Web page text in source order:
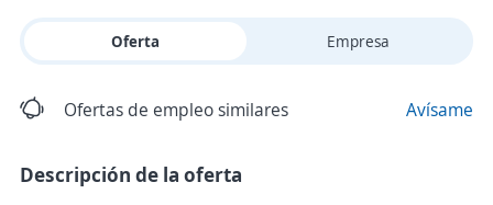
Oferta Empresa
Ofertas de empleo similares Avísame
Descripción de la oferta